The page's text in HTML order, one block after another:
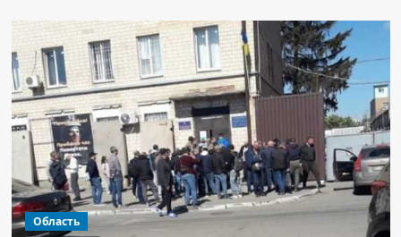
програла
«Металісту
1925»
(відео)
Область